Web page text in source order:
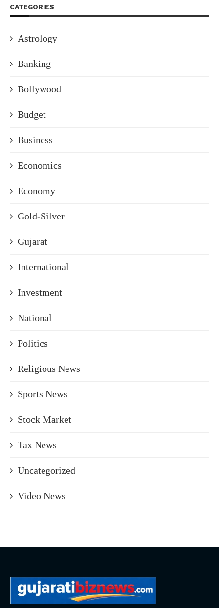
CATEGORIES
Astrology
Banking
Bollywood
Budget
Business
Economics
Economy
Gold-Silver
Gujarat
International
Investment
National
Politics
Religious News
Sports News
Stock Market
Tax News
Uncategorized
Video News